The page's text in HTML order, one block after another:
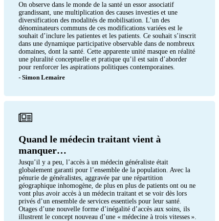
On observe dans le monde de la santé un essor associatif
grandissant, une multiplication des causes investies et une
diversification des modalités de mobilisation. L’un des
dénominateurs communs de ces modifications variées est le
souhait d’inclure les patientes et les patients. Ce souhait s’inscrit
dans une dynamique participative observable dans de nombreux
domaines, dont la santé. Cette apparente unité masque en réalité
une pluralité conceptuelle et pratique qu’il est sain d’aborder
pour renforcer les aspirations politiques contemporaines.
- Simon Lemaire
Quand le médecin traitant vient à
manquer…
Jusqu’il y a peu, l’accès à un médecin généraliste était
globalement garanti pour l’ensemble de la population. Avec la
pénurie de généralistes, aggravée par une répartition
géographique inhomogène, de plus en plus de patients ont ou ne
vont plus avoir accès à un médecin traitant et se voir dès lors
privés d’un ensemble de services essentiels pour leur santé.
Otages d’une nouvelle forme d’inégalité d’accès aux soins, ils
illustrent le concept nouveau d’une « médecine à trois vitesses ».